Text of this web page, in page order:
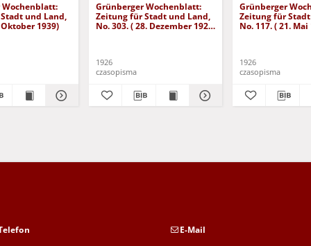
und Land,
1939)
Grünberger Wochenblatt:
Zeitung für Stadt und Land,
No. 303. ( 28. Dezember 1926
1926
czasopisma
Grünberger
Zeitung für
No. 117. ( 21. Mai
1926
czasopisma
E-Mail